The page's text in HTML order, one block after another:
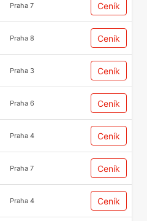
Praha 7 Ceník
Praha 8 Ceník
Praha 3 Ceník
Praha 6 Ceník
Praha 4 Ceník
Praha 7 Ceník
Praha 4 Ceník